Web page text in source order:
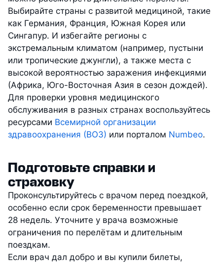
Выбирайте страны с развитой медициной, такие
как Германия, Франция, Южная Корея или
Сингапур. И избегайте регионы с
экстремальным климатом (например, пустыни
или тропические джунгли), а также места с
высокой вероятностью заражения инфекциями
(Африка, Юго-Восточная Азия в сезон дождей).
Для проверки уровня медицинского
обслуживания в разных странах воспользуйтесь
ресурсами Всемирной организации
здравоохранения (ВОЗ) или порталом Numbeo.
Подготовьте справки и
страховку
Проконсультируйтесь с врачом перед поездкой,
особенно если срок беременности превышает
28 недель. Уточните у врача возможные
ограничения по перелётам и длительным
поездкам.
Если врач дал добро и вы купили билеты,